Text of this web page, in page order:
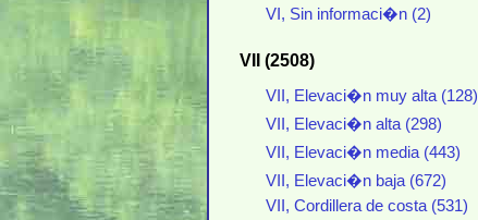
VI, Sin informaci�n (2)
VII (2508)
VII, Elevaci�n muy alta (128)
VII, Elevaci�n alta (298)
VII, Elevaci�n media (443)
VII, Elevaci�n baja (672)
VII, Cordillera de costa (531)